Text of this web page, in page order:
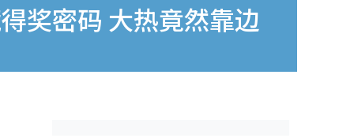
奖密码 大热竟然靠边